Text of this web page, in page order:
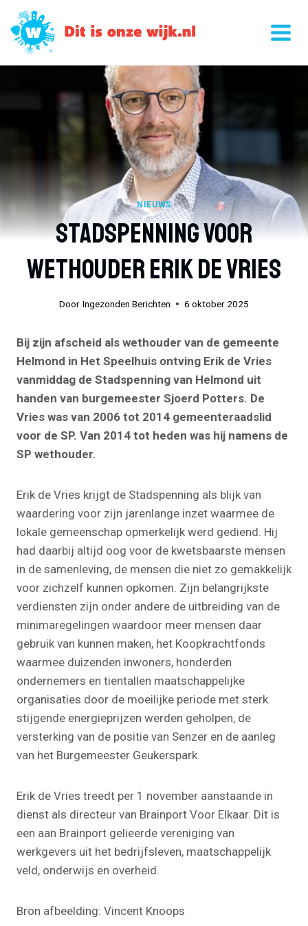
Doorgaan
naar
inhoud
NIEUWS
Stadspenning Voor
Wethouder Erik De Vries
Door Ingezonden Berichten 6 oktober 2025
Bij zijn afscheid als wethouder van de gemeente
Helmond in Het Speelhuis ontving Erik de Vries
vanmiddag de Stadspenning van Helmond uit
handen van burgemeester Sjoerd Potters. De
Vries was van 2006 tot 2014 gemeenteraadslid
voor de SP. Van 2014 tot heden was hij namens de
SP wethouder.
Erik de Vries krijgt de Stadspenning als blijk van
waardering voor zijn jarenlange inzet waarmee de
lokale gemeenschap opmerkelijk werd gediend. Hij
had daarbij altijd oog voor de kwetsbaarste mensen
in de samenleving, de mensen die niet zo gemakkelijk
voor zichzelf kunnen opkomen. Zijn belangrijkste
verdiensten zijn onder andere de uitbreiding van de
minimaregelingen waardoor meer mensen daar
gebruik van kunnen maken, het Koopkrachtfonds
waarmee duizenden inwoners, honderden
ondernemers en tientallen maatschappelijke
organisaties door de moeilijke periode met sterk
stijgende energieprijzen werden geholpen, de
versterking van de positie van Senzer en de aanleg
van het Burgemeester Geukerspark.
Erik de Vries treedt per 1 november aanstaande in
dienst als directeur van Brainport Voor Elkaar. Dit is
een aan Brainport gelieerde vereniging van
werkgevers uit het bedrijfsleven, maatschappelijk
veld, onderwijs en overheid.
Bron afbeelding: Vincent Knoops